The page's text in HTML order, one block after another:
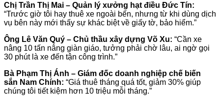
Chị Trần Thị Mai – Quản lý xưởng hạt điều Đức Tín:
“Trước giờ tôi hay thuê xe ngoài bến, nhưng từ khi dùng dịch
vụ bên này mới thấy sự khác biệt về giấy tờ, bảo hiểm.”
Ông Lê Văn Quý – Chủ thầu xây dựng Võ Xu: “Cần xe
nâng 10 tấn nâng giàn giáo, tưởng phải chờ lâu, ai ngờ gọi
30 phút là xe đến tận công trình.”
Bà Phạm Thị Ánh – Giám đốc doanh nghiệp chế biến
sắn Nam Chính: “Giá thuê tháng quá tốt, giảm 30% giúp
chúng tôi tiết kiệm hơn 10 triệu mỗi tháng.”